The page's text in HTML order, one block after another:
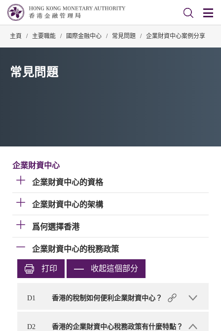
主頁 / 主要職能 / 國際金融中心 / 常見問題 / 企業財資中心案例分享
常見問題
企業財資中心
企業財資中心的資格
企業財資中心的架構
爲何選擇香港
企業財資中心的稅務政策
打印 收起這個部分
D1 香港的稅制如何便利企業財資中心？
D2 香港的企業財資中心稅務政策有什麼特點？